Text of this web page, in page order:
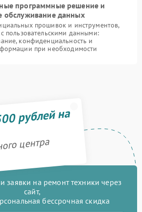
программные решение и
обслуживание данных
прошивок и инструментов,
пользовательскими данными:
конфиденциальность и
при необходимости
рублей на
центра
на ремонт техники через
сайт,
бессрочная скидка